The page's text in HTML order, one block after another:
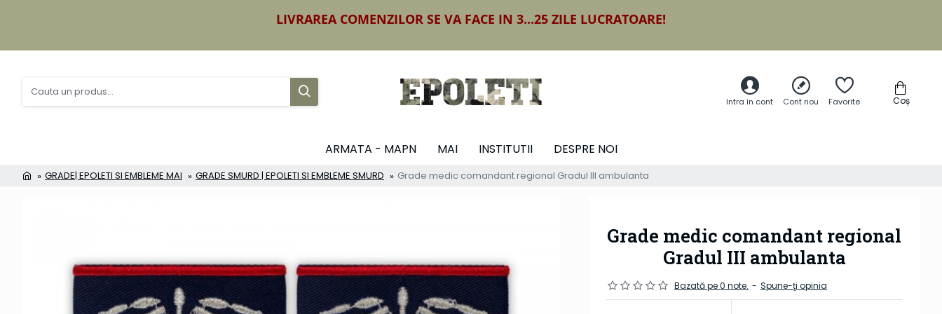
LIVRAREA COMENZILOR SE VA FACE IN 3...25 ZILE LUCRATOARE!
Intra in cont Cont nou Favorite Coș
ARMATA - MAPN MAI INSTITUTII DESPRE NOI
GRADE| EPOLETI SI EMBLEME MAI GRADE SMURD | EPOLETI SI EMBLEME SMURD Grade medic comandant regional Gradul III ambulanta
Grade medic comandant regional
Gradul III ambulanta
Bazată pe 0 note. - Spune-ţi opinia